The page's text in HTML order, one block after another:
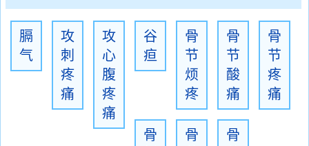
膈
气
攻
刺
疼
痛
攻
心
腹
疼
痛
谷
疸
骨
节
烦
疼
骨
节
酸
痛
骨
节
疼
痛
骨
骨
骨